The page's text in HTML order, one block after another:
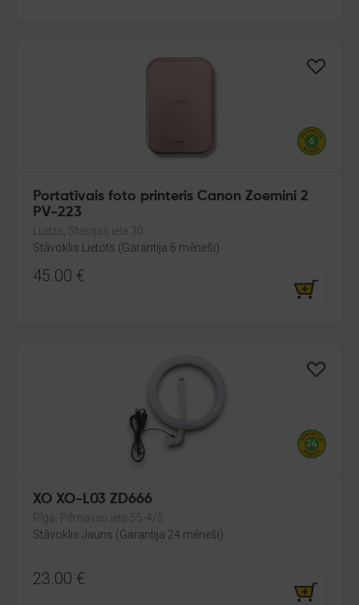
Portatīvais foto printeris Canon Zoemini 2
PV-223
Ludza, Stacijas iela 30
Stāvoklis Lietots (Garantija 6 mēneši)
45.00 €
XO XO-L03 ZD666
Rīga, Pērnavas iela 55-4/5
Stāvoklis Jauns (Garantija 24 mēneši)
23.00 €